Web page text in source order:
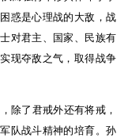
惑是心理战的大敌，战
对君主、国家、民族有
现夺敌之气，取得战争
除了君戒外还有将戒，
队战斗精神的培育。孙